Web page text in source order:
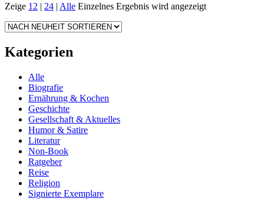
Zeige 12 | 24 | Alle Einzelnes Ergebnis wird angezeigt
Kategorien
Alle
Biografie
Ernährung & Kochen
Geschichte
Gesellschaft & Aktuelles
Humor & Satire
Literatur
Non-Book
Ratgeber
Reise
Religion
Signierte Exemplare